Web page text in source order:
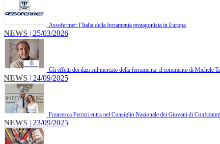
Assofermet: l’Italia della ferramenta protagonista in Europa
NEWS | 25/03/2026
Gli effetti dei dazi sul mercato della ferramenta: il commento di Michele
NEWS | 24/09/2025
Francesca Ferrari entra nel Consiglio Nazionale dei Giovani di
NEWS | 23/09/2025